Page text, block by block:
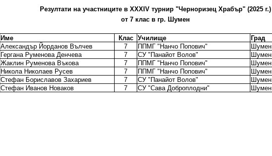
Резултати на участниците в XХXІV турнир "Черноризец Храбър" (2025 г.)
от 7 клас в гр. Шумен
Име Клас Училище Град
Александър Йорданов Вълчев
7 ППМГ "Нанчо Попович" Шумен
Гергана Руменова Денчева
7 СУ "Панайот Волов" Шумен
Жаклин Руменова Въкова
7 ППМГ "Нанчо Попович" Шумен
Никола Николаев Русев
7 ППМГ "Нанчо Попович" Шумен
Стефан Бориславов Захариев
7 СУ "Панайот Волов" Шумен
Стефан Иванов Новаков
7 СУ "Сава Доброплодни" Шумен